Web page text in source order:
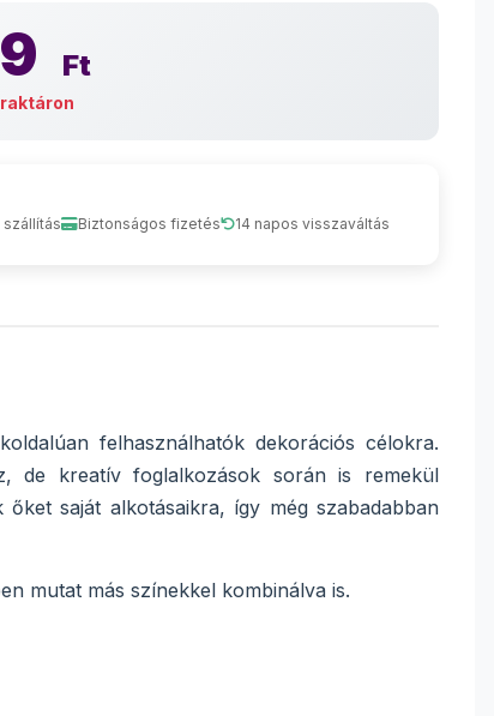
Ft
szállítás Biztonságos fizetés 14 napos visszaváltás
felhasználhatók dekorációs célokra.
de kreatív foglalkozások során is remekül
saját alkotásaikra, így még szabadabban
mutat más színekkel kombinálva is.